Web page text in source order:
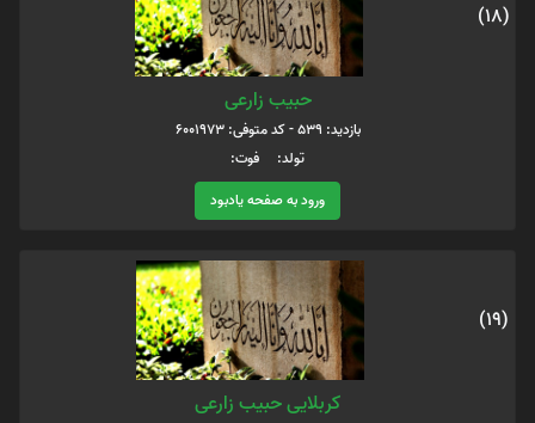
(18)
حبیب زارعی
بازدید: 539 - کد متوفی: 6001973
تولد: فوت:
ورود به صفحه یادبود
(19)
کربلایی حبیب زارعی